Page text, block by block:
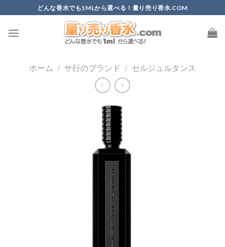
to
content
どんな香水でも1MLから選べる！量り売り香水.COM
ホーム / サ行のブランド / セルジュルタンス